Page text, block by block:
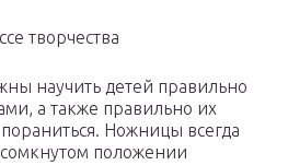
творчества
научить детей правильно
а также правильно их
Ножницы всегда
положении